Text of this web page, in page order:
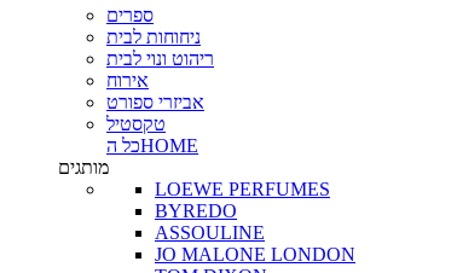
ספרים
ניחוחות לבית
ריהוט ונוי לבית
אירוח
אביזרי ספורט
טקסטיל
כל הHOME
מותגים
LOEWE PERFUMES
BYREDO
ASSOULINE
JO MALONE LONDON